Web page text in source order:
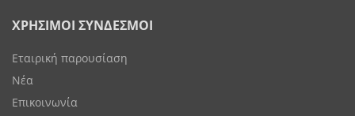
ΧΡΗΣΙΜΟΙ ΣΥΝΔΕΣΜΟΙ
Εταιρική παρουσίαση
Νέα
Επικοινωνία